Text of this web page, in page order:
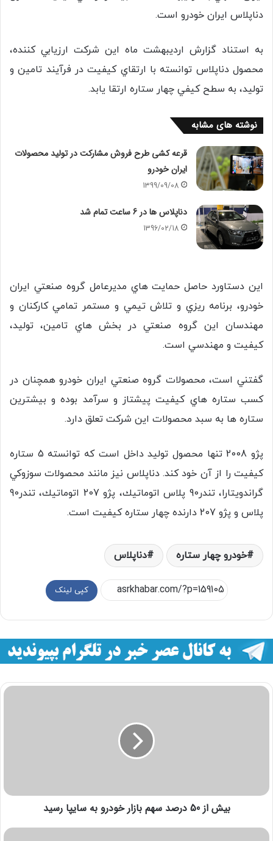
دناپلاس ايران خودرو است.
به استناد گزارش ارديبهشت ماه اين شركت ارزيابي كننده،
محصول دناپلاس توانسته با ارتقاي كيفيت در فرآيند تامين و
توليد،‌ به سطح كيفي چهار ستاره ارتقا يابد.
نوشته های مشابه
قرعه کشی طرح فروش مشارکت در تولید محصولات
ایران خودرو
1399/09/08
دناپلاس ها در 6 ساعت تمام شد
1396/02/18
اين دستاورد حاصل حمايت هاي مديرعامل گروه صنعتي ايران
خودرو، برنامه ريزي و تلاش تيمي و مستمر تمامي كاركنان و
مهندسان اين گروه صنعتي در بخش هاي تامين، توليد،
كيفيت و مهندسي است.
گفتني است، محصولات گروه صنعتي ايران خودرو همچنان در
كسب ستاره هاي كيفيت پيشتاز و سرآمد بوده و بيشترين
ستاره ها به سبد محصولات اين شركت تعلق دارد.
پژو 2008 تنها محصول توليد داخل است كه توانسته 5 ستاره
كيفيت را از آن خود كند. دناپلاس نيز مانند محصولات سوزوكي
گراندويتارا، تندر90 پلاس اتوماتيك، پژو 207 اتوماتيك، تندر90
پلاس و پژو 207 دارنده چهار ستاره كيفيت است.
خودرو چهار ستاره دناپلاس
کپی لینک
بيش از 50 درصد سهم بازار خودرو به سايپا رسيد